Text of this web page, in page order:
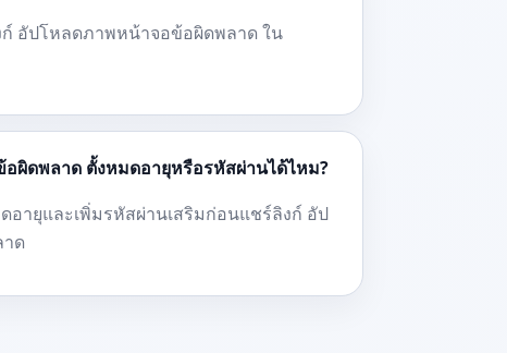
ก์ อัปโหลดภาพหน้าจอข้อผิดพลาด ใน
ผิดพลาด ตั้งหมดอายุหรือรหัสผ่านได้ไหม?
อายุและเพิ่มรหัสผ่านเสริมก่อนแชร์ลิงก์ อัป
ด